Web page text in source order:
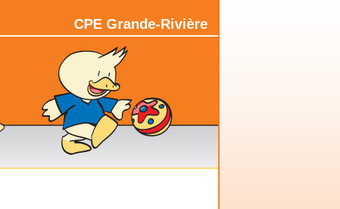
CPE Grande-Rivière